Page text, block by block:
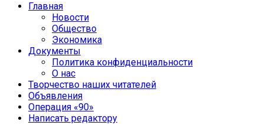
Главная
Новости
Общество
Экономика
Документы
Политика конфиденциальности
О нас
Творчество наших читателей
Объявления
Операция «90»
Написать редактору